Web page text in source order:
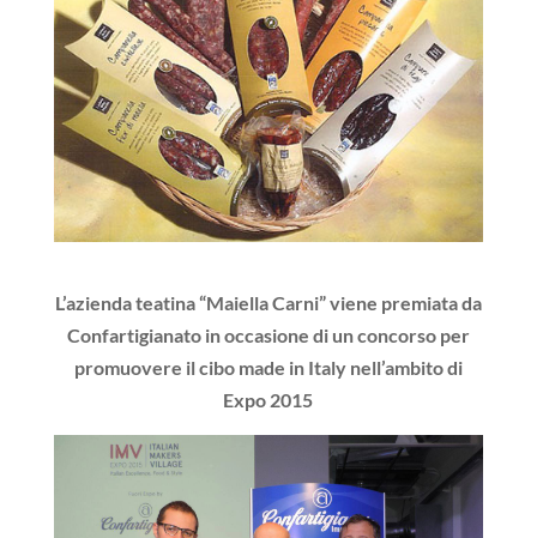
L’azienda teatina “Maiella Carni” viene premiata da
Confartigianato in occasione di un concorso per
promuovere il cibo made in Italy nell’ambito di
Expo 2015